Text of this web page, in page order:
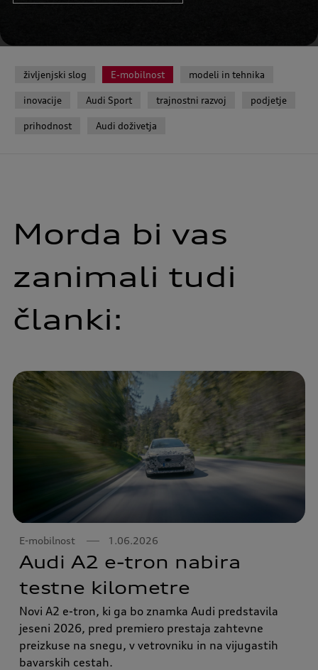
življenjski slog E-mobilnost modeli in tehnika
inovacije Audi Sport trajnostni razvoj podjetje
prihodnost Audi doživetja
Morda bi vas
zanimali tudi
članki:
E-mobilnost 1.06.2026
Audi A2 e-tron nabira
testne kilometre
Novi A2 e-tron, ki ga bo znamka Audi predstavila
jeseni 2026, pred premiero prestaja zahtevne
preizkuse na snegu, v vetrovniku in na vijugastih
bavarskih cestah.